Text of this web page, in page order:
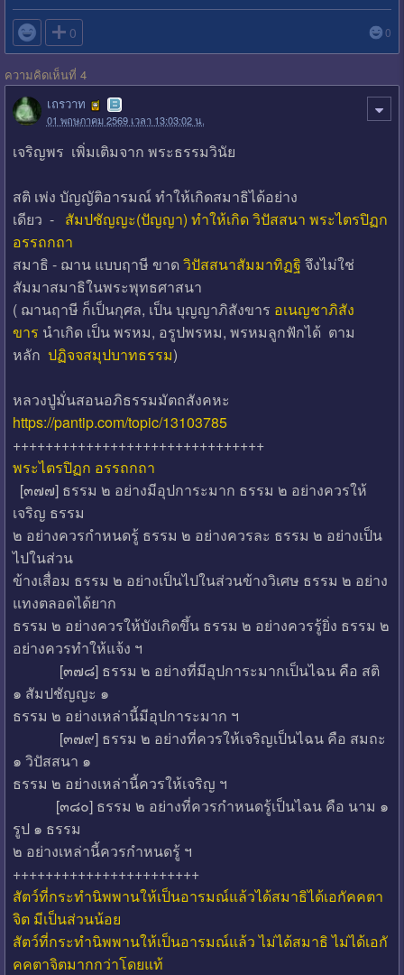
 0 0
ความคิดเห็นที่ 4
เถรวาท
01 พฤษภาคม 2569 เวลา 13:03:02 น.
เจริญพร เพิ่มเติมจาก พระธรรมวินัย
สติ เพ่ง บัญญัติอารมณ์ ทำให้เกิดสมาธิได้อย่าง
เดียว - สัมปชัญญะ(ปัญญา) ทำให้เกิด วิปัสสนา พระไตรปิฏก
อรรถกถา
สมาธิ - ฌาน แบบฤาษี ขาด วิปัสสนาสัมมาทิฏฐิ จึงไม่ใช่
สัมมาสมาธิในพระพุทธศาสนา
( ฌานฤาษี ก็เป็นกุศล, เป็น บุญญาภิสังขาร อเนญชาภิสัง
ขาร นำเกิด เป็น พรหม, อรูปพรหม, พรหมลูกฟักได้ ตาม
หลัก ปฏิจจสมุปบาทธรรม)
หลวงปู่มั่นสอนอภิธรรมมัตถสังคหะ
https://pantip.com/topic/13103785
+++++++++++++++++++++++++++++++
พระไตรปิฏก อรรถกถา
[๓๗๗] ธรรม ๒ อย่างมีอุปการะมาก ธรรม ๒ อย่างควรให้
เจริญ ธรรม
๒ อย่างควรกำหนดรู้ ธรรม ๒ อย่างควรละ ธรรม ๒ อย่างเป็น
ไปในส่วน
ข้างเสื่อม ธรรม ๒ อย่างเป็นไปในส่วนข้างวิเศษ ธรรม ๒ อย่าง
แทงตลอดได้ยาก
ธรรม ๒ อย่างควรให้บังเกิดขึ้น ธรรม ๒ อย่างควรรู้ยิ่ง ธรรม ๒
อย่างควรทำให้แจ้ง ฯ
[๓๗๘] ธรรม ๒ อย่างที่มีอุปการะมากเป็นไฉน คือ สติ
๑ สัมปชัญญะ ๑
ธรรม ๒ อย่างเหล่านี้มีอุปการะมาก ฯ
[๓๗๙] ธรรม ๒ อย่างที่ควรให้เจริญเป็นไฉน คือ สมถะ
๑ วิปัสสนา ๑
ธรรม ๒ อย่างเหล่านี้ควรให้เจริญ ฯ
[๓๘๐] ธรรม ๒ อย่างที่ควรกำหนดรู้เป็นไฉน คือ นาม ๑
รูป ๑ ธรรม
๒ อย่างเหล่านี้ควรกำหนดรู้ ฯ
+++++++++++++++++++++++
สัตว์ที่กระทำนิพพานให้เป็นอารมณ์แล้วได้สมาธิได้เอกัคคตา
จิต มีเป็นส่วนน้อย
สัตว์ที่กระทำนิพพานให้เป็นอารมณ์แล้ว ไม่ได้สมาธิ ไม่ได้เอกั
คคตาจิตมากกว่าโดยแท้